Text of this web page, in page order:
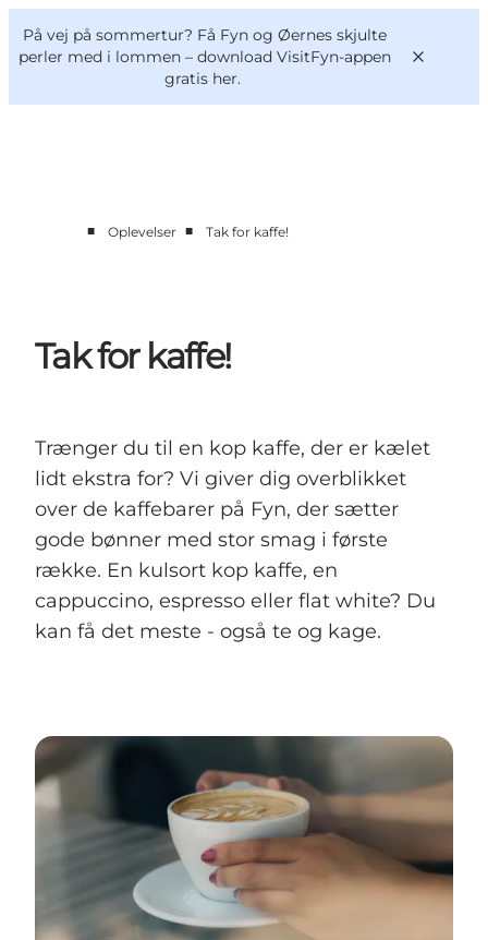
På vej på sommertur? Få Fyn og Øernes skjulte
perler med i lommen – download VisitFyn-appen
gratis her.
Oplevelser
Book lokale oplevelser
VisitFyn
Deutsch
■ Oplevelser ■ Tak for kaffe!
Tak for kaffe!
Trænger du til en kop kaffe, der er kælet
lidt ekstra for? Vi giver dig overblikket
over de kaffebarer på Fyn, der sætter
gode bønner med stor smag i første
række. En kulsort kop kaffe, en
cappuccino, espresso eller flat white? Du
kan få det meste - også te og kage.